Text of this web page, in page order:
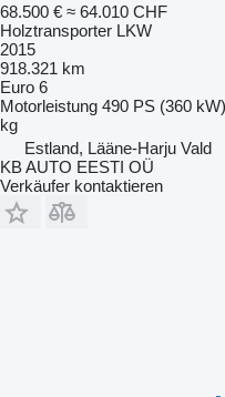
68.500 € ≈ 64.010 CHF
Holztransporter LKW
2015
918.321 km
Euro 6
Motorleistung 490 PS (360 kW)
kg
Estland, Lääne-Harju Vald
KB AUTO EESTI OÜ
Verkäufer kontaktieren